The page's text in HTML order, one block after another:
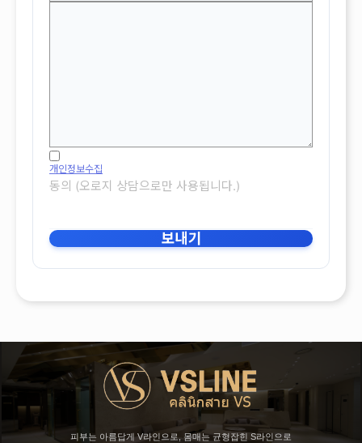
개인정보수집
동의 (오로지 상담으로만 사용됩니다.)
보내기
피부는 아름답게 V라인으로, 몸매는 균형잡힌 S라인으로